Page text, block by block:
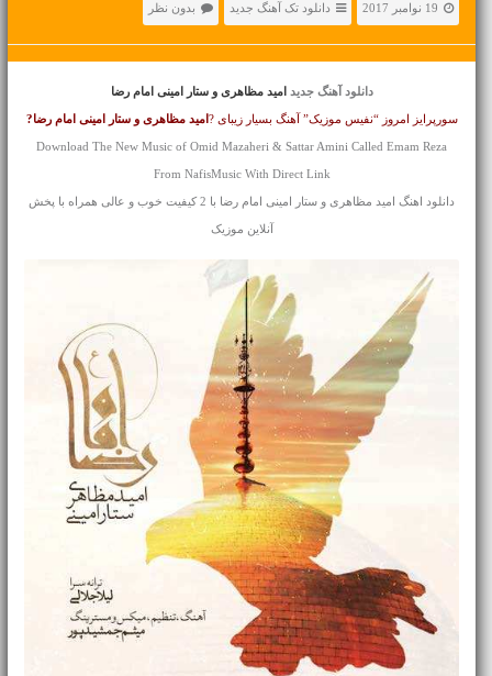
19 نوامبر 2017 دانلود تک آهنگ جدید بدون نظر
دانلود آهنگ جدید امید مظاهری و ستار امینی امام رضا
سورپرایز امروز “نفیس موزیک” آهنگ بسیار زیبای ? امید مظاهری و ستار امینی امام رضا?
Download The New Music of Omid Mazaheri & Sattar Amini Called Emam Reza
From NafisMusic With Direct Link
دانلود اهنگ امید مظاهری و ستار امینی امام رضا با 2 کیفیت خوب و عالی همراه با پخش
آنلاین موزیک